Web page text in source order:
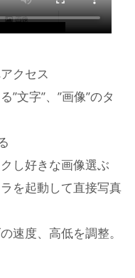
クセス
”文字”、”画像”のタ
し好きな画像選ぶ
を起動して直接写真
速度、高低を調整。